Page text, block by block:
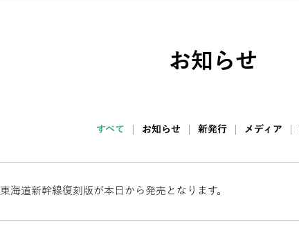
お知らせ
すべて お知らせ 新発行 メディア
東海道新幹線復刻版が本日から発売となります。